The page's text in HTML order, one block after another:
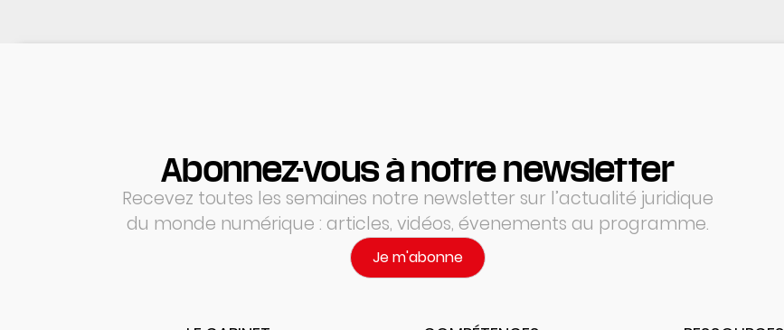
Abonnez-vous à notre newsletter
Recevez toutes les semaines notre newsletter sur l’actualité juridique
du monde numérique : articles, vidéos, évenements au programme.
Je m'abonne